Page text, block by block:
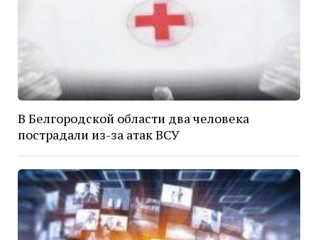
В Белгородской области два человека
пострадали из-за атак ВСУ